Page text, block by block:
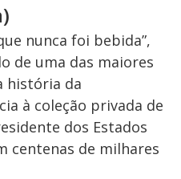
nunca foi bebida”,
de uma das maiores
história da
à coleção privada de
dos Estados
centenas de milhares